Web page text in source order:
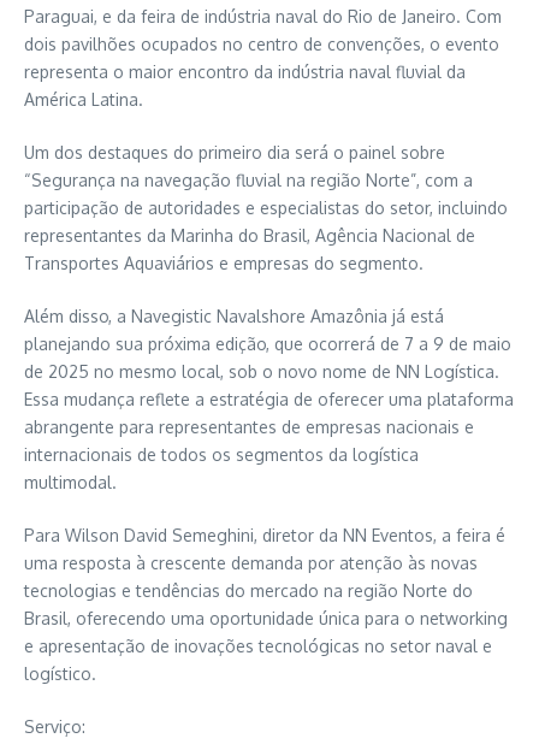
Paraguai, e da feira de indústria naval do Rio de Janeiro. Com
dois pavilhões ocupados no centro de convenções, o evento
representa o maior encontro da indústria naval fluvial da
América Latina.
Um dos destaques do primeiro dia será o painel sobre
“Segurança na navegação fluvial na região Norte”, com a
participação de autoridades e especialistas do setor, incluindo
representantes da Marinha do Brasil, Agência Nacional de
Transportes Aquaviários e empresas do segmento.
Além disso, a Navegistic Navalshore Amazônia já está
planejando sua próxima edição, que ocorrerá de 7 a 9 de maio
de 2025 no mesmo local, sob o novo nome de NN Logística.
Essa mudança reflete a estratégia de oferecer uma plataforma
abrangente para representantes de empresas nacionais e
internacionais de todos os segmentos da logística
multimodal.
Para Wilson David Semeghini, diretor da NN Eventos, a feira é
uma resposta à crescente demanda por atenção às novas
tecnologias e tendências do mercado na região Norte do
Brasil, oferecendo uma oportunidade única para o networking
e apresentação de inovações tecnológicas no setor naval e
logístico.
Serviço: